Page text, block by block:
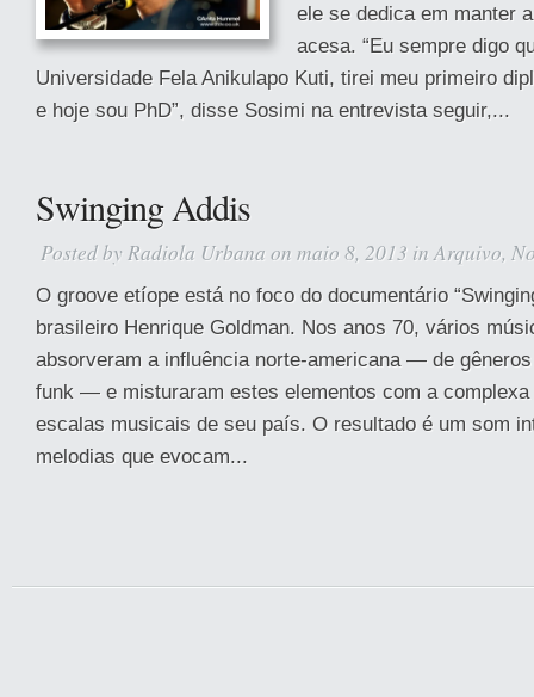
ele se dedica em manter
acesa. “Eu sempre digo
Universidade Fela Anikulapo Kuti, tirei meu primeiro
e hoje sou PhD”, disse Sosimi na entrevista seguir,...
Swinging Addis
Posted by Radiola Urbana on maio 8, 2013 inArquivo,
O groove etíope está no foco do documentário
brasileiro Henrique Goldman. Nos anos 70, vários
absorveram a influência norte-americana — de
funk — e misturaram estes elementos com a
escalas musicais de seu país. O resultado é um som
melodias que evocam...